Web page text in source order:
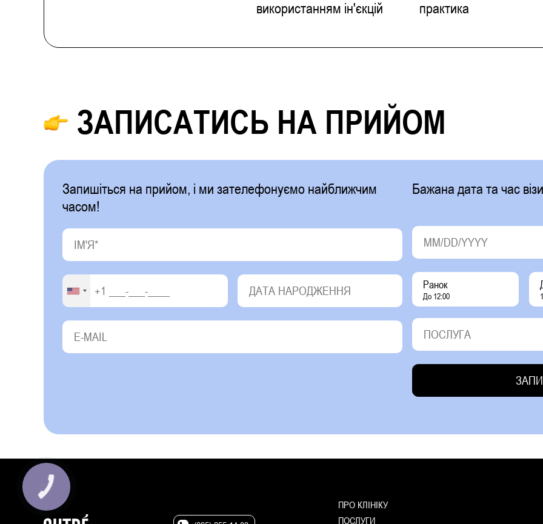
використанням ін'єкцій
практика
ЗАПИСАТИСЬ НА ПРИЙОМ
Запишіться на прийом, і ми зателефонуємо найближчим
часом!
Бажана дата та час
Ранок
До 12:00
ПРО КЛІНІКУ
ПОСЛУГИ
КНОПКА
ЗВ'ЯЗКУ